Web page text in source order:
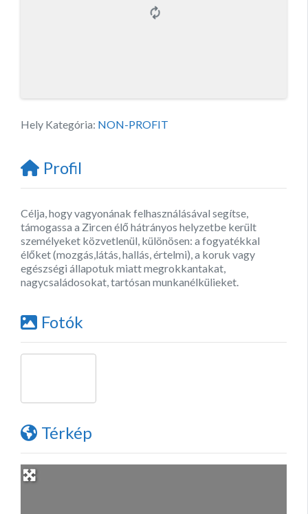
Hely Kategória: NON-PROFIT
Profil
Célja, hogy vagyonának felhasználásával segítse,
támogassa a Zircen élő hátrányos helyzetbe került
személyeket közvetlenül, különösen: a fogyatékkal
élőket (mozgás,látás, hallás, értelmi), a koruk vagy
egészségi állapotuk miatt megrokkantakat,
nagycsaládosokat, tartósan munkanélkülieket.
Fotók
Térkép